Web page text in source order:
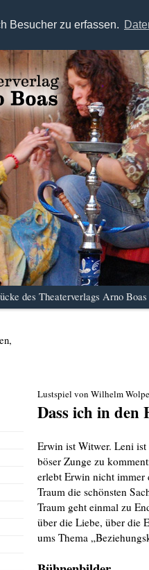
Besucher zu erfassen.
des Theaterverlags Arno Boas
Lustspiel von Wilhelm
Dass ich in den
Erwin ist Witwer. Leni
böser Zunge zu
erlebt Erwin nicht immer
Traum die schönsten
Traum geht einmal zu
über die Liebe, über die
ums Thema